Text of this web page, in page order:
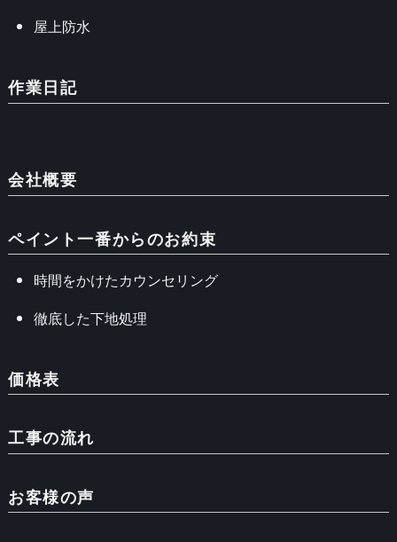
屋上防水
作業日記
会社概要
ペイント一番からのお約束
時間をかけたカウンセリング
徹底した下地処理
価格表
工事の流れ
お客様の声